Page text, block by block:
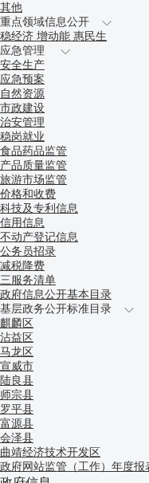
其他
重点领域信息公开
稳经济 增动能 惠民生
应急管理
安全生产
应急预案
自然资源
市政建设
治安管理
稳岗就业
食品药品监管
产品质量监管
旅游市场监管
价格和收费
科技及专利信息
信用信息
不动产登记信息
公务员招录
减税降费
三服务清单
政府信息公开基本目录
基层政务公开标准目录
麒麟区
沾益区
马龙区
宣威市
陆良县
师宗县
罗平县
富源县
会泽县
曲靖经济技术开发区
政府网站监管（工作）年度报